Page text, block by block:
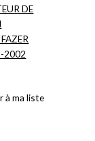
DE
2002
à ma liste